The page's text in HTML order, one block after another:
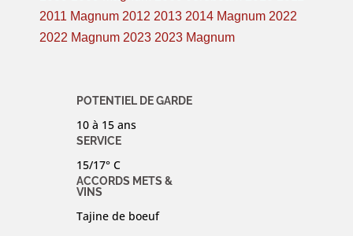
2011 Magnum 2012 2013 2014 Magnum 2022
2022 Magnum 2023 2023 Magnum
POTENTIEL DE GARDE
10 à 15 ans
SERVICE
15/17° C
ACCORDS METS &
VINS
Tajine de boeuf